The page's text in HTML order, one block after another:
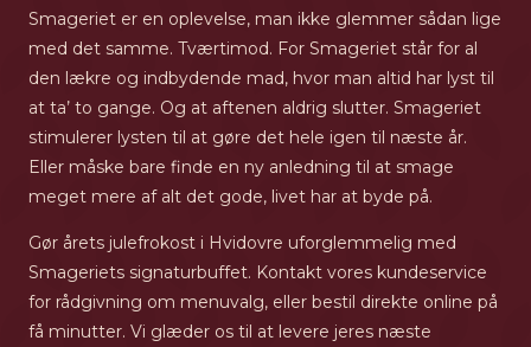
Smageriet er en oplevelse, man ikke glemmer sådan lige
med det samme. Tværtimod. For Smageriet står for al
den lækre og indbydende mad, hvor man altid har lyst til
at ta’ to gange. Og at aftenen aldrig slutter. Smageriet
stimulerer lysten til at gøre det hele igen til næste år.
Eller måske bare finde en ny anledning til at smage
meget mere af alt det gode, livet har at byde på.
Gør årets julefrokost i Hvidovre uforglemmelig med
Smageriets signaturbuffet. Kontakt vores kundeservice
for rådgivning om menuvalg, eller bestil direkte online på
få minutter. Vi glæder os til at levere jeres næste